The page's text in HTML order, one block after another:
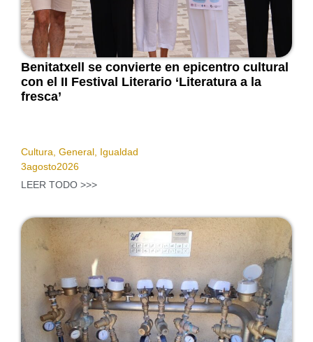
Benitatxell se convierte en epicentro cultural
con el II Festival Literario ‘Literatura a la
fresca’
Cultura General Igualdad
3agosto2026
LEER TODO >>>